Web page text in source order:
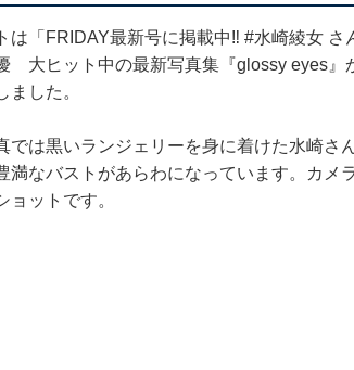
は「FRIDAY最新号に掲載中‼️ #水崎綾女
大ヒット中の最新写真集『glossy eyes』
ました。
では黒いランジェリーを身に着けた水崎さ
満なバストがあらわになっています。カメ
ョットです。